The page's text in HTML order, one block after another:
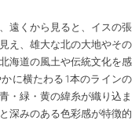
遠くから見ると、イスの張
え、雄大な北の大地やその
海道の風土や伝統文化を感
に横たわる1本のラインの
・緑・黄の緯糸が織り込ま
深みのある色彩感が特徴的